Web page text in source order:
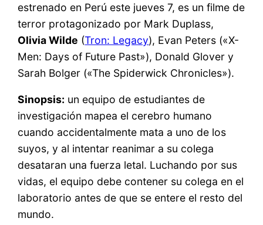
estrenado en Perú este jueves 7, es un filme de
terror protagonizado por Mark Duplass,
Olivia Wilde (Tron: Legacy), Evan Peters («X-
Men: Days of Future Past»), Donald Glover y
Sarah Bolger («The Spiderwick Chronicles»).
Sinopsis: un equipo de estudiantes de
investigación mapea el cerebro humano
cuando accidentalmente mata a uno de los
suyos, y al intentar reanimar a su colega
desataran una fuerza letal. Luchando por sus
vidas, el equipo debe contener su colega en el
laboratorio antes de que se entere el resto del
mundo.